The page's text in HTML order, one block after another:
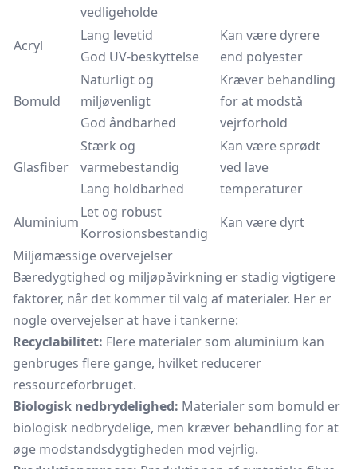
vedligeholde
Acryl
Lang levetid
God UV-beskyttelse
Kan være dyrere
end polyester
Bomuld
Naturligt og
miljøvenligt
God åndbarhed
Kræver behandling
for at modstå
vejrforhold
Glasfiber
Stærk og
varmebestandig
Lang holdbarhed
Kan være sprødt
ved lave
temperaturer
Aluminium
Let og robust
Korrosionsbestandig
Kan være dyrt
Miljømæssige overvejelser
Bæredygtighed og miljøpåvirkning er stadig vigtigere
faktorer, når det kommer til valg af materialer. Her er
nogle overvejelser at have i tankerne:
Recyclabilitet: Flere materialer som aluminium kan
genbruges flere gange, hvilket reducerer
ressourceforbruget.
Biologisk nedbrydelighed: Materialer som bomuld er
biologisk nedbrydelige, men kræver behandling for at
øge modstandsdygtigheden mod vejrlig.